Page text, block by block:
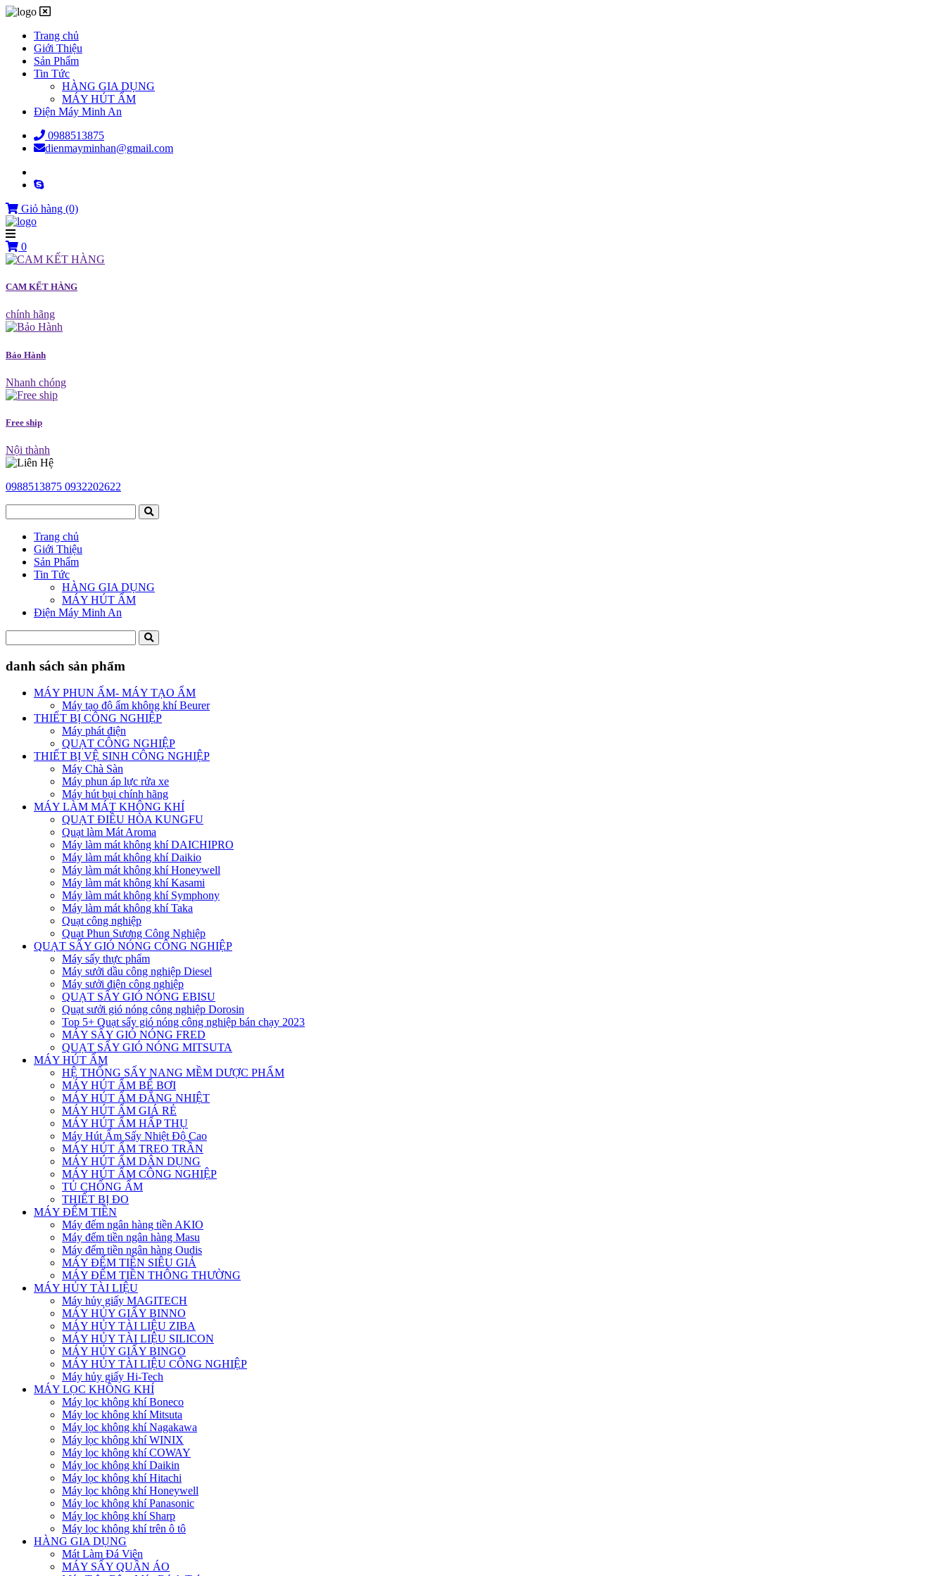
Trang chủ
Giới Thiệu
Sản Phẩm
Tin Tức
HÀNG GIA DỤNG
MÁY HÚT ẨM
Điện Máy Minh An
0988513875
dienmayminhan@gmail.com
Giỏ hàng (0)
0
CAM KẾT HÀNG
chính hãng
Bảo Hành
Nhanh chóng
Free ship
Nội thành
0988513875 0932202622
Trang chủ
Giới Thiệu
Sản Phẩm
Tin Tức
HÀNG GIA DỤNG
MÁY HÚT ẨM
Điện Máy Minh An
danh sách sản phẩm
MÁY PHUN ẨM- MÁY TẠO ẨM
Máy tạo độ ẩm không khí Beurer
THIẾT BỊ CÔNG NGHIỆP
Máy phát điện
QUẠT CÔNG NGHIỆP
THIẾT BỊ VỆ SINH CÔNG NGHIỆP
Máy Chà Sàn
Máy phun áp lực rửa xe
Máy hút bụi chính hãng
MÁY LÀM MÁT KHÔNG KHÍ
QUẠT ĐIỀU HÒA KUNGFU
Quạt làm Mát Aroma
Máy làm mát không khí DAICHIPRO
Máy làm mát không khí Daikio
Máy làm mát không khí Honeywell
Máy làm mát không khí Kasami
Máy làm mát không khí Symphony
Máy làm mát không khí Taka
Quạt công nghiệp
Quạt Phun Sương Công Nghiệp
QUẠT SẤY GIÓ NÓNG CÔNG NGHIỆP
Máy sấy thực phẩm
Máy sưởi dầu công nghiệp Diesel
Máy sưởi điện công nghiệp
QUẠT SẤY GIÓ NÓNG EBISU
Quạt sưởi gió nóng công nghiệp Dorosin
Top 5+ Quạt sấy gió nóng công nghiệp bán chạy 2023
MÁY SẤY GIÓ NÓNG FRED
QUẠT SẤY GIÓ NÓNG MITSUTA
MÁY HÚT ẨM
HỆ THỐNG SẤY NANG MỀM DƯỢC PHẨM
MÁY HÚT ẨM BỂ BƠI
MÁY HÚT ẨM ĐẲNG NHIỆT
MÁY HÚT ẨM GIÁ RẺ
MÁY HÚT ẨM HẤP THỤ
Máy Hút Ẩm Sấy Nhiệt Độ Cao
MÁY HÚT ẨM TREO TRẦN
MÁY HÚT ẨM DÂN DỤNG
MÁY HÚT ẨM CÔNG NGHIỆP
TỦ CHỐNG ẨM
THIẾT BỊ ĐO
MÁY ĐẾM TIỀN
Máy đếm ngân hàng tiền AKIO
Máy đếm tiền ngân hàng Masu
Máy đếm tiền ngân hàng Oudis
MÁY ĐẾM TIỀN SIÊU GIẢ
MÁY ĐẾM TIỀN THÔNG THƯỜNG
MÁY HỦY TÀI LIỆU
Máy hủy giấy MAGITECH
MÁY HỦY GIẤY BINNO
MÁY HỦY TÀI LIỆU ZIBA
MÁY HỦY TÀI LIỆU SILICON
MÁY HỦY GIẤY BINGO
MÁY HỦY TÀI LIỆU CÔNG NGHIỆP
Máy hủy giấy Hi-Tech
MÁY LỌC KHÔNG KHÍ
Máy lọc không khí Boneco
Máy lọc không khí Mitsuta
Máy lọc không khí Nagakawa
Máy lọc không khí WINIX
Máy lọc không khí COWAY
Máy lọc không khí Daikin
Máy lọc không khí Hitachi
Máy lọc không khí Honeywell
Máy lọc không khí Panasonic
Máy lọc không khí Sharp
Máy lọc không khí trên ô tô
HÀNG GIA DỤNG
Mát Làm Đá Viên
MÁY SẤY QUẦN ÁO